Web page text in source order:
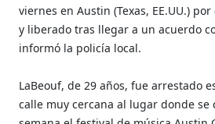
viernes en Austin (Texas, EE.UU.)
y liberado tras llegar a un acuerdo
informó la policía local.
LaBeouf, de 29 años, fue arrestado
calle muy cercana al lugar donde se